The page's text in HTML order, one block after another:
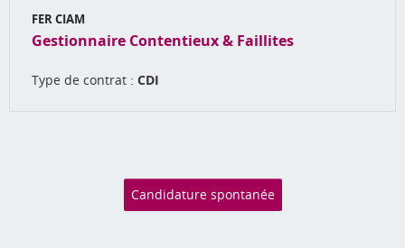
FER CIAM
Gestionnaire Contentieux & Faillites
Type de contrat : CDI
Candidature spontanée